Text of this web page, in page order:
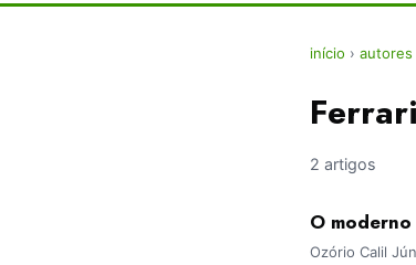
início › autores
2 artigos
O
Ozório Calil